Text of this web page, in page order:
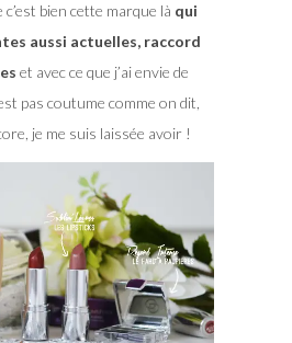
bien cette marque là qui
aussi actuelles, raccord
et avec ce que j’ai envie de
pas coutume comme on dit,
je me suis laissée avoir !